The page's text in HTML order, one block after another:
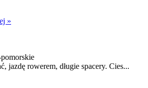
»
jazdę rowerem, długie spacery. Cies...